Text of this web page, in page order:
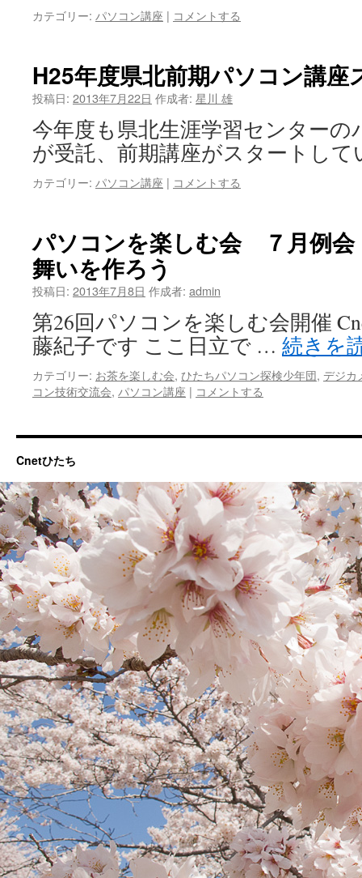
了
カテゴリー: パソコン講座 | コメントする
H25年度県北前期パソコン講座
投稿日: 2013年7月22日 作成者: 星川 雄
今年度も県北生涯学習センターの
が受託、前期講座がスタートし
カテゴリー: パソコン講座 | コメントする
パソコンを楽しむ会 ７月例
舞いを作ろう
投稿日: 2013年7月8日 作成者: admin
第26回パソコンを楽​しむ会開催
藤紀子です ここ日立で … 続きを
カテゴリー: お茶を楽しむ会, ひたちパソコン探検少年団, デジカ
コン技術交流会, パソコン講座 | コメントする
Cnetひたち